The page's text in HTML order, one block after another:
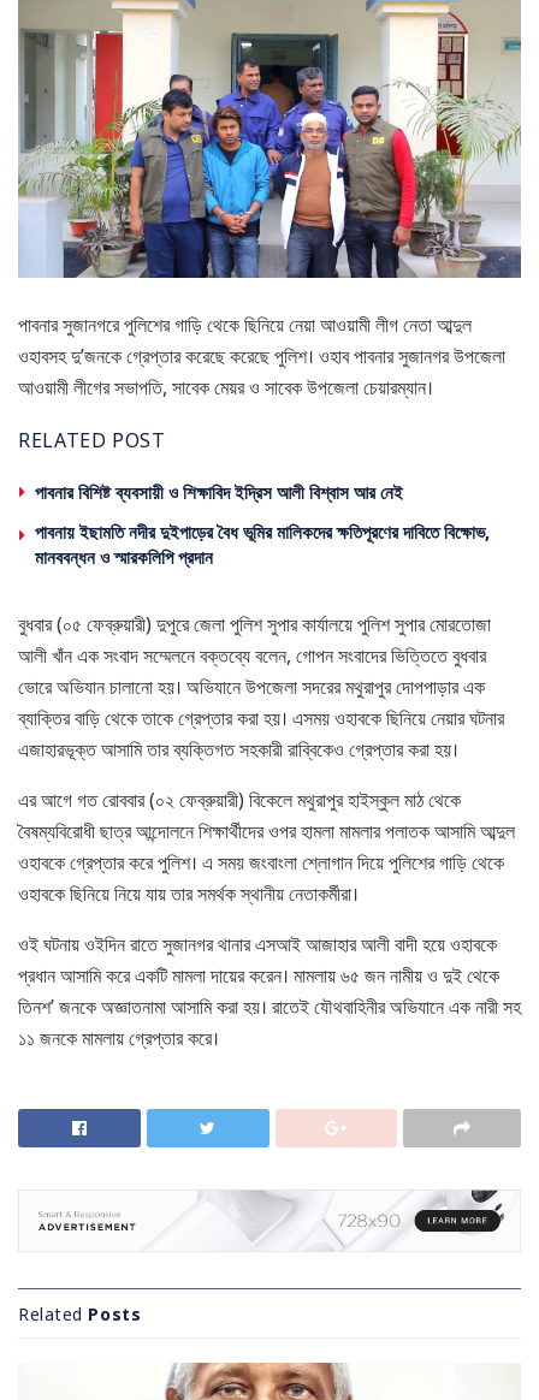
পাবনার সুজানগরে পুলিশের গাড়ি থেকে ছিনিয়ে নেয়া আওয়ামী লীগ নেতা আব্দুল
ওহাবসহ দু’জনকে গ্রেপ্তার করেছে করেছে পুলিশ। ওহাব পাবনার সুজানগর উপজেলা
আওয়ামী লীগের সভাপতি, সাবেক মেয়র ও সাবেক উপজেলা চেয়ারম্যান।
RELATED POST
পাবনার বিশিষ্ট ব্যবসায়ী ও শিক্ষাবিদ ইদ্রিস আলী বিশ্বাস আর নেই
পাবনায় ইছামতি নদীর দুইপাড়ের বৈধ ভূমির মালিকদের ক্ষতিপূরণের দাবিতে বিক্ষোভ,
মানববন্ধন ও স্মারকলিপি প্রদান
বুধবার (০৫ ফেব্রুয়ারী) দুপুরে জেলা পুলিশ সুপার কার্যালয়ে পুলিশ সুপার মোরতোজা
আলী খাঁন এক সংবাদ সম্মেলনে বক্তব্যে বলেন, গোপন সংবাদের ভিত্তিতে বুধবার
ভোরে অভিযান চালানো হয়। অভিযানে উপজেলা সদরের মথুরাপুর দোপপাড়ার এক
ব্যাক্তির বাড়ি থেকে তাকে গ্রেপ্তার করা হয়। এসময় ওহাবকে ছিনিয়ে নেয়ার ঘটনার
এজাহারভূক্ত আসামি তার ব্যক্তিগত সহকারী রাব্বিকেও গ্রেপ্তার করা হয়।
এর আগে গত রোববার (০২ ফেব্রুয়ারী) বিকেলে মথুরাপুর হাইস্কুল মাঠ থেকে
বৈষম্যবিরোধী ছাত্র আন্দোলনে শিক্ষার্থীদের ওপর হামলা মামলার পলাতক আসামি আব্দুল
ওহাবকে গ্রেপ্তার করে পুলিশ। এ সময় জংবাংলা শ্লোগান দিয়ে পুলিশের গাড়ি থেকে
ওহাবকে ছিনিয়ে নিয়ে যায় তার সমর্থক স্থানীয় নেতাকর্মীরা।
ওই ঘটনায় ওইদিন রাতে সুজানগর থানার এসআই আজাহার আলী বাদী হয়ে ওহাবকে
প্রধান আসামি করে একটি মামলা দায়ের করেন। মামলায় ৬৫ জন নামীয় ও দুই থেকে
তিনশ’ জনকে অজ্ঞাতনামা আসামি করা হয়। রাতেই যৌথবাহিনীর অভিযানে এক নারী সহ
১১ জনকে মামলায় গ্রেপ্তার করে।
Related Posts